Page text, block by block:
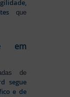
que
em
de
segue
e de